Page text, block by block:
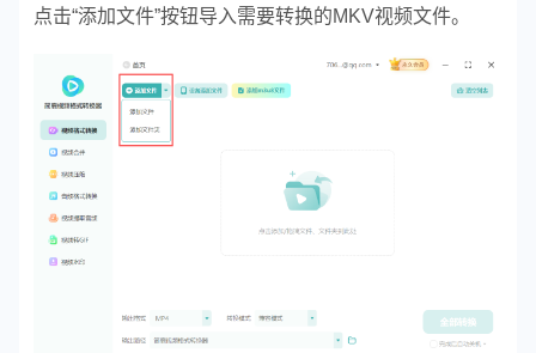
点击“添加文件”按钮导入需要转换的MKV视频文件。